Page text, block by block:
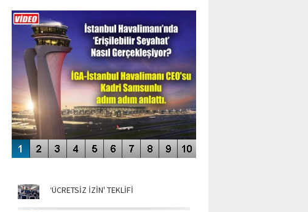
ENGELLERİN AŞILDIĞI HAVALİMANI
‘ÜCRETSİZ İZİN' TEKLİFİ